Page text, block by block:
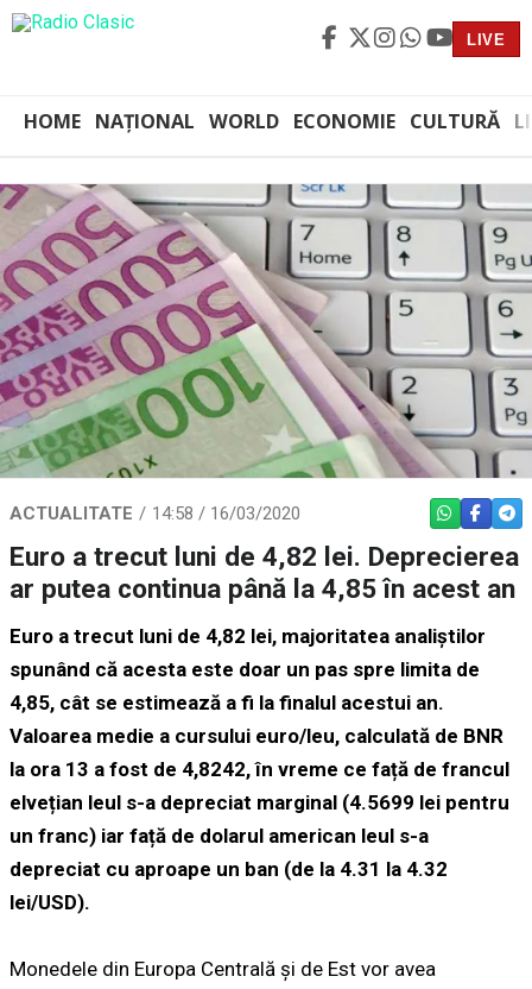
LIVE
HOME NAȚIONAL WORLD ECONOMIE CULTURĂ
ACTUALITATE 14:58 / 16/03/2020 WHATSAPP
Euro a trecut luni de 4,82 lei. Deprecierea
ar putea continua până la 4,85 în acest an
Euro a trecut luni de 4,82 lei, majoritatea analiștilor
spunând că acesta este doar un pas spre limita de
4,85, cât se estimează a fi la finalul acestui an.
Valoarea medie a cursului euro/leu, calculată de BNR
la ora 13 a fost de 4,8242, în vreme ce față de francul
elvețian leul s-a depreciat marginal (4.5699 lei pentru
un franc) iar față de dolarul american leul s-a
depreciat cu aproape un ban (de la 4.31 la 4.32
lei/USD).
Monedele din Europa Centrală și de Est vor avea